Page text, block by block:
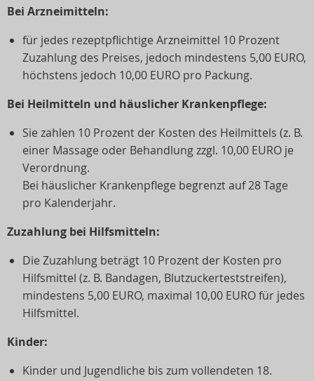
Bei Arzneimitteln:
für jedes rezeptpflichtige Arzneimittel 10 Prozent
Zuzahlung des Preises, jedoch mindestens 5,00 EURO,
höchstens jedoch 10,00 EURO pro Packung.
Bei Heilmitteln und häuslicher Krankenpflege:
Sie zahlen 10 Prozent der Kosten des Heilmittels (z. B.
einer Massage oder Behandlung zzgl. 10,00 EURO je
Verordnung.
Bei häuslicher Krankenpflege begrenzt auf 28 Tage
pro Kalenderjahr.
Zuzahlung bei Hilfsmitteln:
Die Zuzahlung beträgt 10 Prozent der Kosten pro
Hilfsmittel (z. B. Bandagen, Blutzuckerteststreifen),
mindestens 5,00 EURO, maximal 10,00 EURO für jedes
Hilfsmittel.
Kinder:
Kinder und Jugendliche bis zum vollendeten 18.